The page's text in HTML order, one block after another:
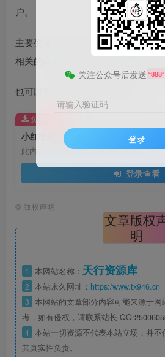
户。
主要变现方式：可以开通小红书店
相关的商品链接，客户有需要会直接
也可以引流到私域进行2次转化。
此内容为免费资源，请登录后查看
登录查看
免费资源
© 版权声明
文章版权
明
1 本网站名称： 天行资源库
2 本站永久网址： https:/www.tx946.cn
3 本网站的文章部分内容可能来源于
考，如有侵权，请联系站长 QQ:
4 本站一切资源不代表本站立场，并
其真实性负责。
关注公众号后发送 “888”
请输入验证码
登录